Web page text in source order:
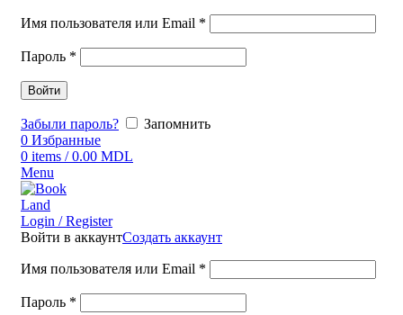
Имя пользователя или Email *
Пароль *
Войти
Забыли пароль?
Запомнить
0 Избранные
0 items / 0.00 MDL
Menu
Login / Register
Войти в аккаунтСоздать аккаунт
Имя пользователя или Email *
Пароль *